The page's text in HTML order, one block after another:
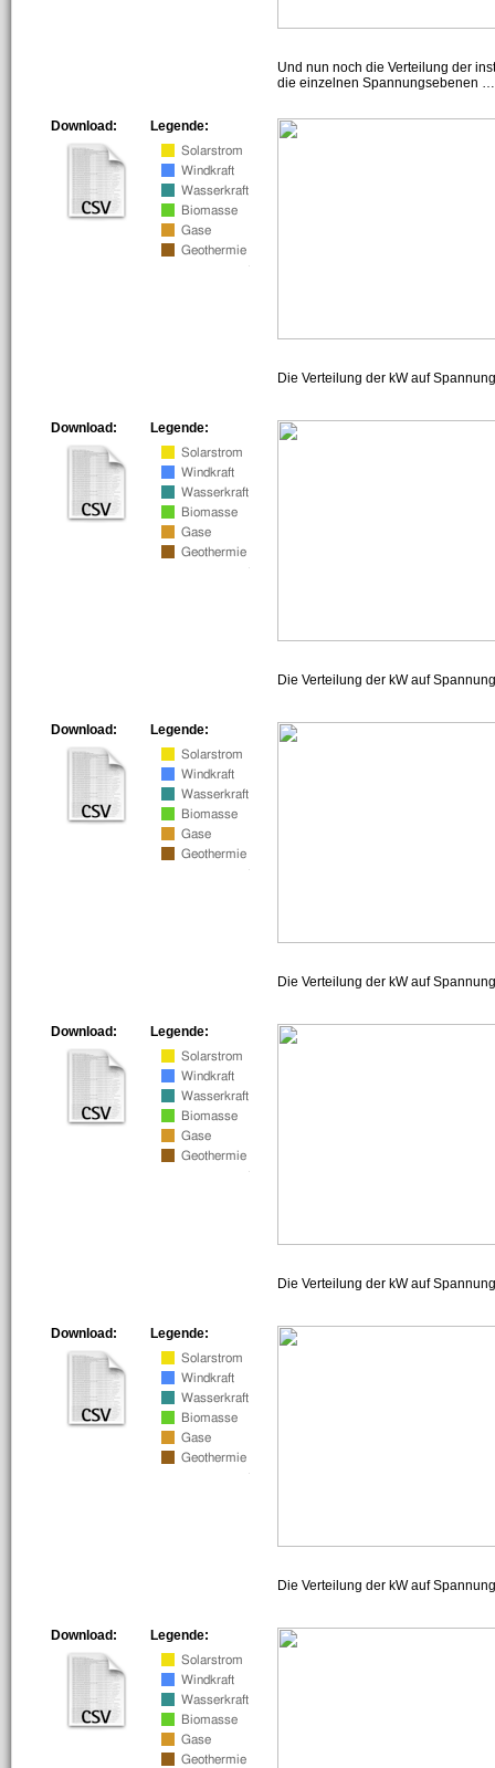
Und nun noch die Verteilung der
die einzelnen Spannungsebenen
Legende:
Download:
Die Verteilung der kW auf
Legende:
Download:
Die Verteilung der kW auf
Legende:
Download:
Die Verteilung der kW auf
Legende:
Download:
Die Verteilung der kW auf
Legende:
Download:
Die Verteilung der kW auf
Legende:
Download: